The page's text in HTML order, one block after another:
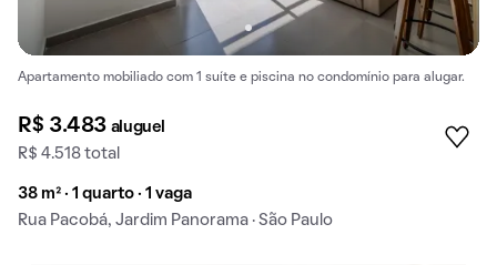
Apartamento mobiliado com 1 suíte e piscina no condomínio para alugar.
R$ 3.483 aluguel
R$ 4.518 total
38 m² · 1 quarto · 1 vaga
Rua Pacobá, Jardim Panorama · São Paulo